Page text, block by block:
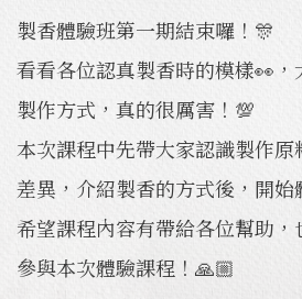
製香體驗班第一期結束囉！🎊
看看各位認真製香時的模樣👀
製作方式，真的很厲害！💯
本次課程中先帶大家認識製作
差異，介紹製香的方式後，開始
希望課程內容有帶給各位幫助
參與本次體驗課程！🙏🏼